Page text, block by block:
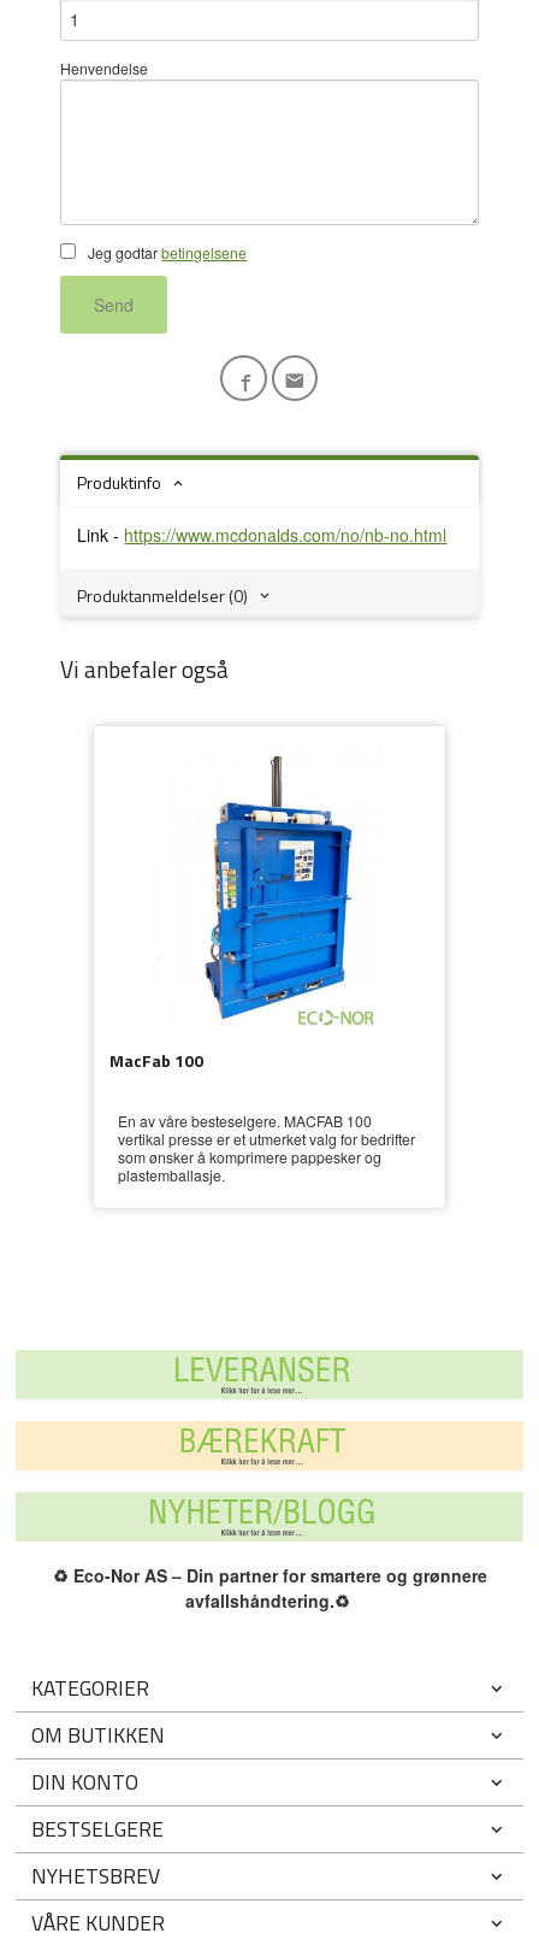
Henvendelse
Jeg godtarbetingelsene
Send
Produktinfo
Link - https://www.mcdonalds.com/no/nb-no.html
Produktanmeldelser (0)
Vi anbefaler også
MacFab 100
En av våre besteselgere. MACFAB 100
vertikal presse er et utmerket valg for bedrifter
som ønsker å komprimere pappesker og
plastemballasje.
♻️ Eco-Nor AS – Din partner for smartere og grønnere
avfallshåndtering.♻️
KATEGORIER
OM BUTIKKEN
DIN KONTO
BESTSELGERE
NYHETSBREV
VÅRE KUNDER